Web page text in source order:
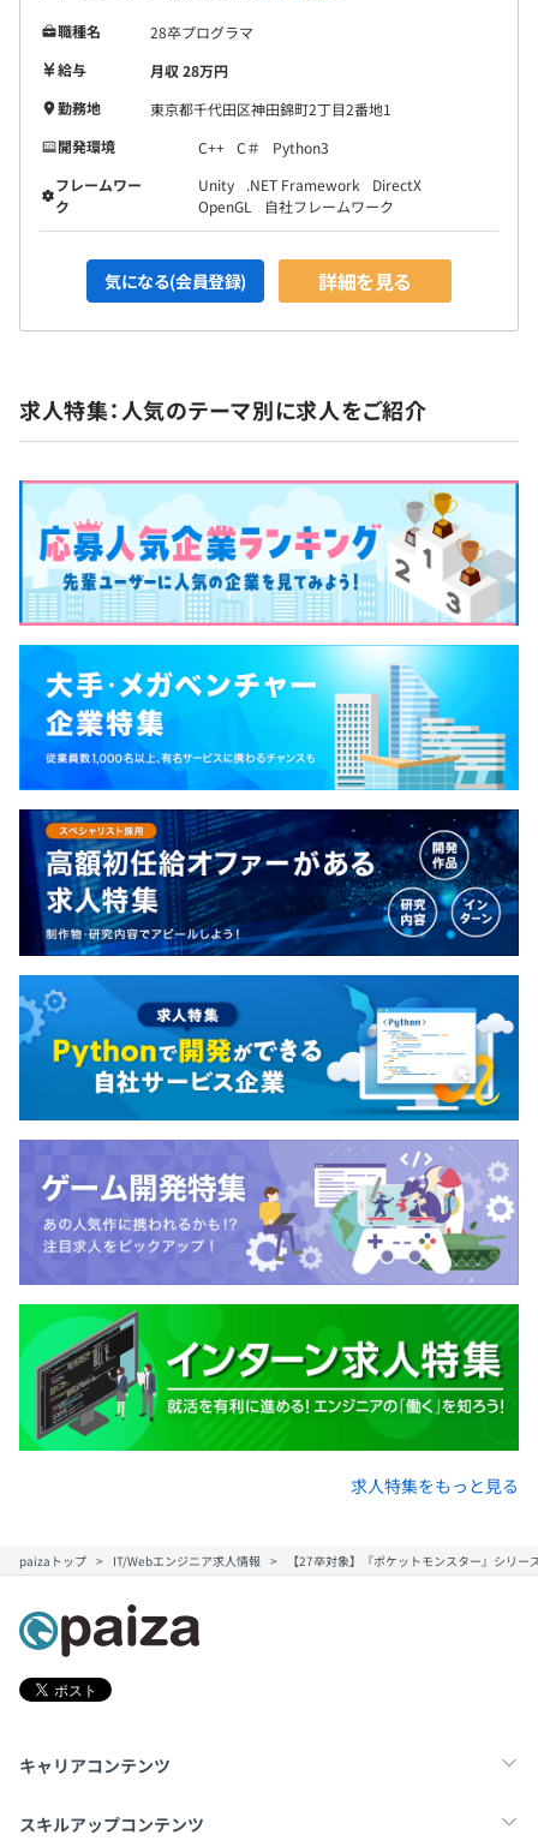
職種名
28卒プログラマ
給与
月収 28万円
勤務地
東京都千代田区神田錦町2丁目2番地1
開発環境
C++ C＃
Python3
フレームワー
ク
Unity .NET Framework
DirectX
OpenGL
自社フレームワーク
気になる(会員登録) 詳細を見る
求人特集：人気のテーマ別に求人をご紹介
求人特集をもっと見る
paizaトップ IT/Webエンジニア求人情報 【27卒対象】『ポケットモンスター』シリ
キャリアコンテンツ
転職・キャリア
スキルアップコンテンツ